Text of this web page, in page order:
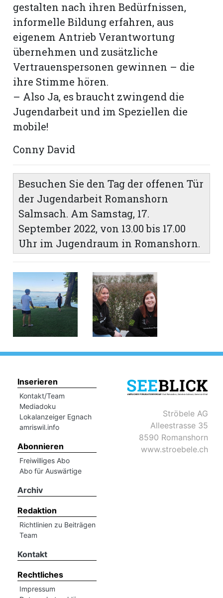
gestalten nach ihren Bedürfnissen,
informelle Bildung erfahren, aus
eigenem Antrieb Verantwortung
übernehmen und zusätzliche
Vertrauenspersonen gewinnen – die
ihre Stimme hören.
– Also Ja, es braucht zwingend die
Jugendarbeit und im Speziellen die
mobile!
Conny David
Besuchen Sie den Tag der offenen Tür
der Jugendarbeit Romanshorn
Salmsach. Am Samstag, 17.
September 2022, von 13.00 bis 17.00
Uhr im Jugendraum in Romanshorn.
Inserieren
Kontakt/Team
Mediadoku
Lokalanzeiger Egnach
amriswil.info
Abonnieren
Freiwilliges Abo
Abo für Auswärtige
Archiv
Redaktion
Richtlinien zu Beiträgen
Team
Kontakt
Rechtliches
Impressum
Ströbele AG
Alleestrasse 35
8590 Romanshorn
www.stroebele.ch